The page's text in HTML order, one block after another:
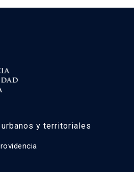
y territoriales